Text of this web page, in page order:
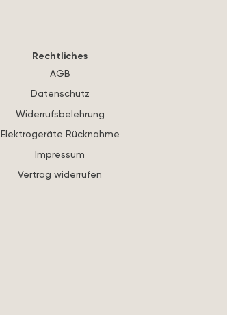
Rechtliches
AGB
Datenschutz
Widerrufsbelehrung
Elektrogeräte Rücknahme
Impressum
Vertrag widerrufen